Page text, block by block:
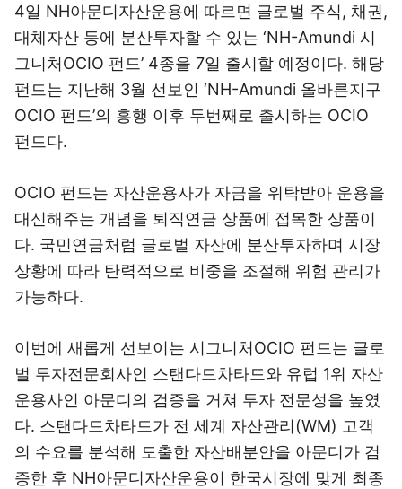
4일 NH아문디자산운용에 따르면 글로벌 주식, 채권,
대체자산 등에 분산투자할 수 있는 ‘NH-Amundi 시
그니처OCIO 펀드’ 4종을 7일 출시할 예정이다. 해당
펀드는 지난해 3월 선보인 ‘NH-Amundi 올바른지구
OCIO 펀드’의 흥행 이후 두번째로 출시하는 OCIO
펀드다.
OCIO 펀드는 자산운용사가 자금을 위탁받아 운용을
대신해주는 개념을 퇴직연금 상품에 접목한 상품이
다. 국민연금처럼 글로벌 자산에 분산투자하며 시장
상황에 따라 탄력적으로 비중을 조절해 위험 관리가
가능하다.
이번에 새롭게 선보이는 시그니처OCIO 펀드는 글로
벌 투자전문회사인 스탠다드차타드와 유럽 1위 자산
운용사인 아문디의 검증을 거쳐 투자 전문성을 높였
다. 스탠다드차타드가 전 세계 자산관리(WM) 고객
의 수요를 분석해 도출한 자산배분안을 아문디가 검
증한 후 NH아문디자산운용이 한국시장에 맞게 최종